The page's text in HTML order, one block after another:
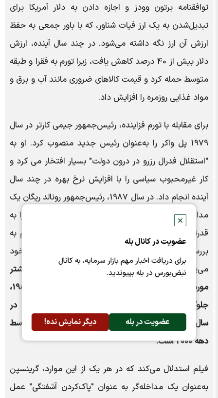
✕
عضویت در کانال بله
برای دریافت اخبار مهم بازار سرمایه، به کانال
نبض‌بورس در بله بپیوندید.
عضویت در بله دیگر نمایش نده!
توافقنامه برتون وودز و اجازه دادن به دلار آمریکا برای
تبدیل‌شدن به یک ارز فیات شناور، که با باور جمعی به حفظ
ارزش آن ارز نگه داشته می‌شود. در چند سال آینده، ارزش
دلار بیش از 40 درصد کاهش یافت، زیرا تورم به فقرا و طبقه
متوسط ​​حمله کرد و قیمت کالاهای ضروری مانند آب و برق و
مواد غذایی روزمره را افزایش داد.
برای مقابله با تورم فزاینده، رئیس‌جمهور جیمی کارتر در سال
1979 پل واکر را به‌عنوان رئیس جدید منصوب کرد. او به
"استقلال فدرال رزرو در درون دولت" بسیار افتخار می کرد و
کار غیرمحبوب سیاسی را با افزایش نرخ بهره در چند سال
آینده انجام داد. در سال 1987، رئیس‌جمهور رونالد ریگان یک
مدافع لسه‌فر و عینی‌گرای آین رند به نام آلن گرینسپن را به
قدرتمندترین بانک مرکزی جهان منصوب کرد. بقیه فیلم به
بررسی دقیق تصمیمات آقای گرینسپن در طول تصدی خود
می‌پردازد. سه رویداد در دوران تصدی گرینسپن که بیشتر
مورد بررسی قرار گرفته است، سقوط بازار سهام در سال 1987،
جلوگیری از فروپاشی و سرایت سرمایه گذاری بلندمدت در
سال 1998 و ایجاد حباب مسکن قبل از فروپاشی در اواسط
دهه 2000 است.
فیلم استدلال می‌کند که در هر یک از این موارد، گرینسپن
به‌عنوان یک مداخله‌گر به عنوان "پاک‌کردن آشفتگی" عمل